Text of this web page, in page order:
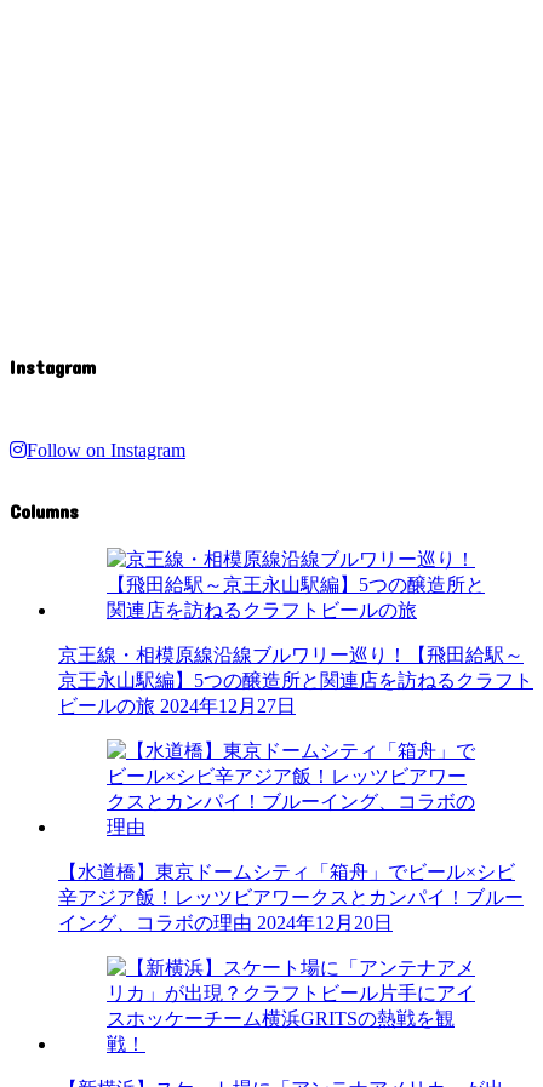
Instagram
Follow on Instagram
Columns
京王線・相模原線沿線ブルワリー巡り！【飛田給駅～
京王永山駅編】5つの醸造所と関連店を訪ねるクラフト
ビールの旅 2024年12月27日
【水道橋】東京ドームシティ「箱舟」でビール×シビ
辛アジア飯！レッツビアワークスとカンパイ！ブルー
イング、コラボの理由 2024年12月20日